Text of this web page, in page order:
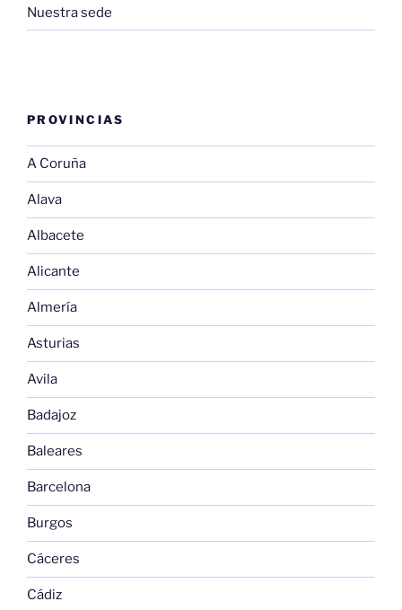
Nuestra sede
PROVINCIAS
A Coruña
Alava
Albacete
Alicante
Almería
Asturias
Avila
Badajoz
Baleares
Barcelona
Burgos
Cáceres
Cádiz